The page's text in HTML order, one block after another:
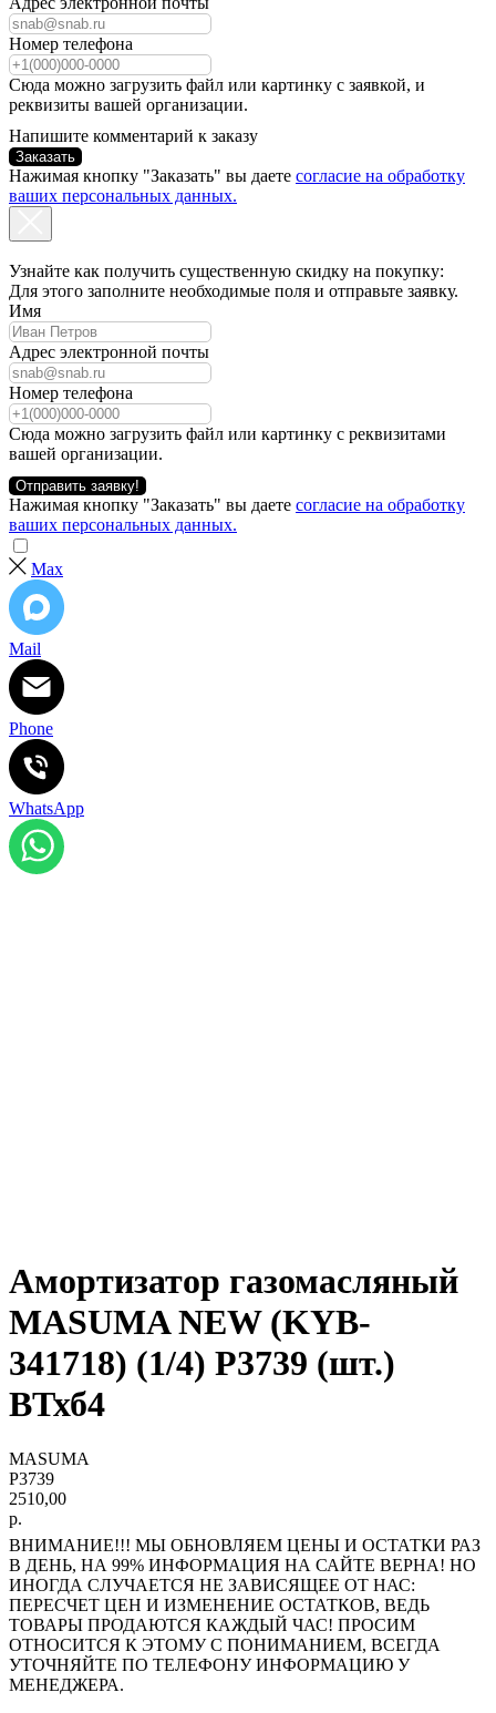
Номер телефона
Сюда можно загрузить файл или картинку с заявкой, и
реквизиты вашей организации.
Напишите комментарий к заказу
Заказать
Нажимая кнопку "Заказать" вы даете согласие на обработку
ваших персональных данных.
Узнайте как получить существенную скидку на покупку:
Для этого заполните необходимые поля и отправьте заявку.
Имя
Адрес электронной почты
Номер телефона
Сюда можно загрузить файл или картинку с реквизитами
вашей организации.
Отправить заявку!
Нажимая кнопку "Заказать" вы даете согласие на обработку
ваших персональных данных.
Max
Mail
Phone
WhatsApp
Амортизатор газомасляный
MASUMA NEW (KYB-
341718) (1/4) P3739 (шт.)
ВТхб4
MASUMA
P3739
2510,00
р.
ВНИМАНИЕ!!! МЫ ОБНОВЛЯЕМ ЦЕНЫ И ОСТАТКИ РАЗ
В ДЕНЬ, НА 99% ИНФОРМАЦИЯ НА САЙТЕ ВЕРНА! НО
ИНОГДА СЛУЧАЕТСЯ НЕ ЗАВИСЯЩЕЕ ОТ НАС:
ПЕРЕСЧЕТ ЦЕН И ИЗМЕНЕНИЕ ОСТАТКОВ, ВЕДЬ
ТОВАРЫ ПРОДАЮТСЯ КАЖДЫЙ ЧАС! ПРОСИМ
ОТНОСИТСЯ К ЭТОМУ С ПОНИМАНИЕМ, ВСЕГДА
УТОЧНЯЙТЕ ПО ТЕЛЕФОНУ ИНФОРМАЦИЮ У
МЕНЕДЖЕРА.